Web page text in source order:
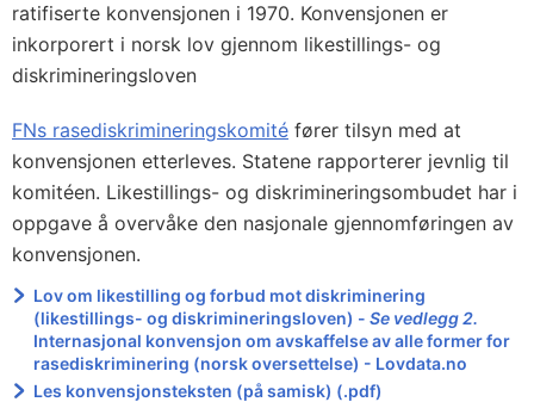
ratifiserte konvensjonen i 1970. Konvensjonen er
inkorporert i norsk lov gjennom likestillings- og
diskrimineringsloven
FNs rasediskrimineringskomité fører tilsyn med at
konvensjonen etterleves. Statene rapporterer jevnlig til
komitéen. Likestillings- og diskrimineringsombudet har i
oppgave å overvåke den nasjonale gjennomføringen av
konvensjonen.
Lov om likestilling og forbud mot diskriminering
(likestillings- og diskrimineringsloven) -Se vedlegg 2.
Internasjonal konvensjon om avskaffelse av alle former for
rasediskriminering (norsk oversettelse) - Lovdata.no
Les konvensjonsteksten (på samisk) (.pdf)